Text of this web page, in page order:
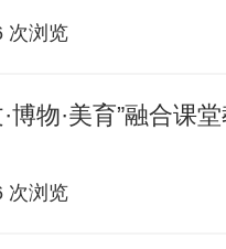
次浏览
·博物·美育”融合课
次浏览